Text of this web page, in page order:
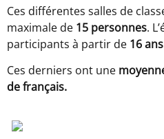
Ces différentes salles de
maximale de 15 personnes.
participants à partir de 16
Ces derniers ont une
de français.